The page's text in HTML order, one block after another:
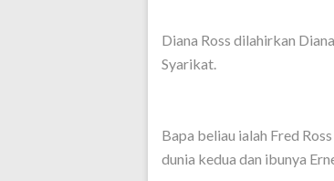
Diana Ross dilahirkan
Syarikat.
Bapa beliau ialah Fred
dunia kedua dan ibunya